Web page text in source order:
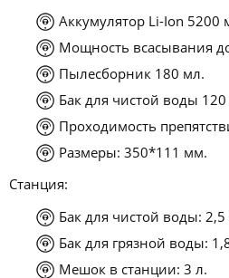
Аккумулятор Li-Ion 5200
Мощность всасывания
Пылесборник 180 мл.
Бак для чистой воды
Проходимость
Размеры: 350*111 мм.
Станция:
Бак для чистой воды: 2,5
Бак для грязной воды:
Мешок в станции: 3 л.